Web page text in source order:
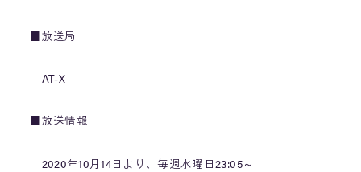
■放送局
AT-X
■放送情報
2020年10月14日より、毎週水曜日23:05～